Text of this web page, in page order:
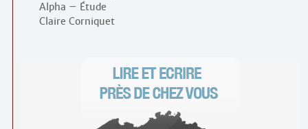
Alpha – Étude
Claire Corniquet